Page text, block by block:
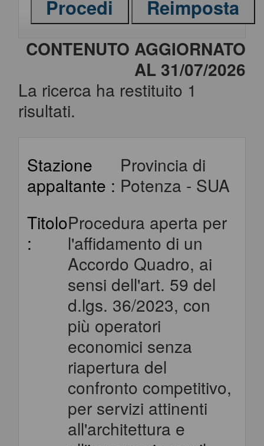
CONTENUTO AGGIORNATO
AL 31/07/2026
La ricerca ha restituito 1
risultati.
Stazione
appaltante :
Provincia di
Potenza - SUA
Titolo
:
Procedura aperta per
l'affidamento di un
Accordo Quadro, ai
sensi dell'art. 59 del
d.lgs. 36/2023, con
più operatori
economici senza
riapertura del
confronto competitivo,
per servizi attinenti
all'architettura e